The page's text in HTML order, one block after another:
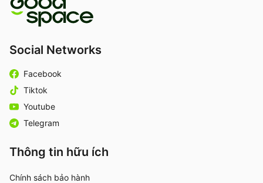
Social Networks
Facebook
Tiktok
Youtube
Telegram
Thông tin hữu ích
Chính sách bảo hành